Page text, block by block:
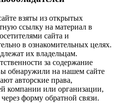
взяты из открытых
ссылку на материал в
сайта и
в ознакомительных целях.
их владельцам.
за содержание
обнаружили на нашем сайте
авторские права,
компании или организации,
форму обратной связи.